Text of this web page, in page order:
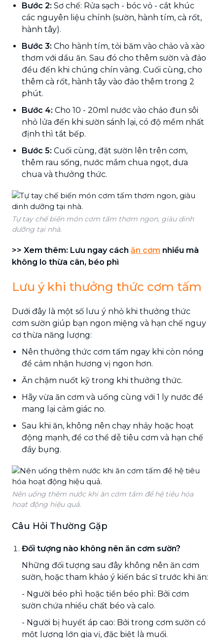
Bước 2: Sơ chế: Rửa sạch - bóc vỏ - cắt khúc
các nguyên liệu chính (sườn, hành tím, cà rốt,
hành tây).
Bước 3: Cho hành tím, tỏi băm vào chảo và xào
thơm với dầu ăn. Sau đó cho thêm sườn và đảo
đều đến khi chúng chín vàng. Cuối cùng, cho
thêm cà rốt, hành tây vào đảo thêm trong 2
phút.
Bước 4: Cho 10 - 20ml nước vào chảo đun sôi
nhỏ lửa đến khi sườn sánh lại, có độ mềm nhất
định thì tắt bếp.
Bước 5: Cuối cùng, đặt sườn lên trên cơm,
thêm rau sống, nước mắm chua ngọt, dưa
chua và thưởng thức.
Tự tay chế biến món cơm tấm thơm ngon, giàu dinh
dưỡng tại nhà.
>> Xem thêm: Lưu ngay cách ăn cơm nhiều mà
không lo thừa cân, béo phì
Lưu ý khi thưởng thức cơm tấm
Dưới đây là một số lưu ý nhỏ khi thưởng thức
cơm sườn giúp bạn ngon miệng và hạn chế nguy
cơ thừa năng lượng:
Nên thưởng thức cơm tấm ngay khi còn nóng
để cảm nhận hương vị ngon hơn.
Ăn chậm nuốt kỹ trong khi thưởng thức.
Hãy vừa ăn cơm và uống cùng với 1 ly nước để
mang lại cảm giác no.
Sau khi ăn, không nên chạy nhảy hoặc hoạt
động mạnh, để cơ thể dễ tiêu cơm và hạn chế
đầy bụng.
Nên uống thêm nước khi ăn cơm tấm để hệ tiêu hóa
hoạt động hiệu quả.
Câu Hỏi Thường Gặp
Đối tượng nào không nên ăn cơm sườn?
Những đối tượng sau đây không nên ăn cơm
sườn, hoặc tham khảo ý kiến bác sĩ trước khi ăn:
- Người béo phì hoặc tiền béo phì: Bởi cơm
sườn chứa nhiều chất béo và calo.
- Người bị huyết áp cao: Bởi trong cơm sườn có
một lượng lớn gia vị, đặc biệt là muối.